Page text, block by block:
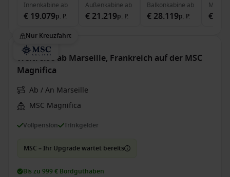
Innenkabine ab
€ 19.079p. P.
Außenkabine ab
€ 21.219p. P.
Balkonkabine ab
€ 28.119p. P.
MSC
€
Nur Kreuzfahrt
Weltreise ab Marseille, Frankreich auf der MSC
Magnifica
Ab / An Marseille
MSC Magnifica
Vollpension Trinkgelder
MSC – Ihr Upgrade wartet bereits
Bis zu 999 € Bordguthaben